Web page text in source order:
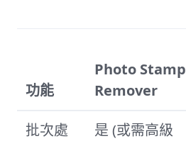
功能
Photo Stamp
Remover
批次處
是 (或需高級